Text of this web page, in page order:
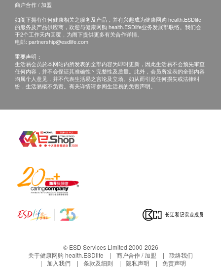
商户合作 / 加盟
如阁下拥有任何健康相关之服务及产品，并有兴趣成为健康网购 health.ESDlife
的服务及产品供应商，欢迎与健康网购 health.ESDlife业务发展部联络。我们会
于2个工作天内回覆，为阁下提供更多有关合作详情。
电邮: partnership@esdlife.com
重要声明：
生活易会员於本网站内所发表的全部内容为即时更新，因此生活易不会预先审查
任何内容，并不会保证其准确性丶完整性及质量。此外，会员所发表的全部内容
均属个人意见，并不代表生活易之言论及立场。如从而引起任何损失或法律纠
纷，生活易概不负责。有关详情请参阅生活易的免责声明。
© ESD Services Limited 2000-2026
关于健康网购 health.ESDlife
商户合作 / 加盟
联络我们
加入我們
条款及细则 隐私声明
免责声明